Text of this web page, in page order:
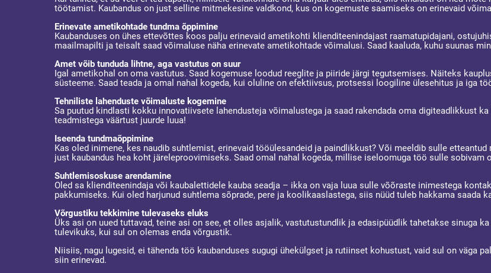
töötamist. Kaubandus on just selline mitmekesine valdkond, kus on kogemuste saamiseks on erinevaid
Erinevate ametikohtade tundma õppimine
Kaubanduses on ühes ettevõttes koos palju erinevaid ametikohti klienditeenindajast raamatupidajani,
maailmapilti ja teisalt saad võimaluse näha erinevate ametikohtade võimalusi. Saad kaaluda, kuhu suunas
Amet võib tunduda lihtne, aga vastutus on suur
Igal ametikohal on oma vastutus. Saad kogemuse loodud reeglite ja piiride järgi tegutsemises. Näiteks
süsteeme. Saad teada ja omal nahal kogeda, kui oluline on efektiivsus, protsessi loogiline ülesehitus ja iga
Tehniliste lahenduste võimaluste kogemine
Sa puutud kindlasti kokku innovatiivsete lahendusteja võimalustega ja saad rakendada oma digiteadlikkust
teadmistega väärtust juurde luua!
Iseenda tundmaõppimine
Kas oled inimene, kes naudib suhtlemist, erinevaid tööülesandeid ja paindlikkust? Või meeldib sulle
just kaubandus hea koht järeleproovimiseks. Saad omal nahal kogeda, millise iseloomuga töö sulle sobivam
Suhtlemisoskuse arendamine
Oled sa klienditeenindaja või kaubalettidele kauba seadja – ikka on vaja luua sulle võõraste inimestega
pakkumiseks. Kui oled harjunud suhtlema sõprade, pere ja koolikaaslastega, siis nüüd tuleb hakkama saada
Võrgustiku tekkimine tulevaseks eluks
Üks asi on uued tuttavad, teine asi on see, et olles asjalik, vastutustundlik ja edasipüüdlik tahetakse sinuga
tulevikuks, kui sul on olemas enda võrgustik.
Niisiis, nagu lugesid, ei tähenda töö kaubanduses sugugi ühekülgset ja rutiinset kohustust, vaid sul on väga
siin erinevad.